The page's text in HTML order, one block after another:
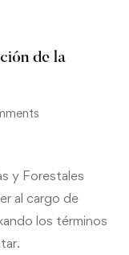
de la
y Forestales
al cargo de
los términos